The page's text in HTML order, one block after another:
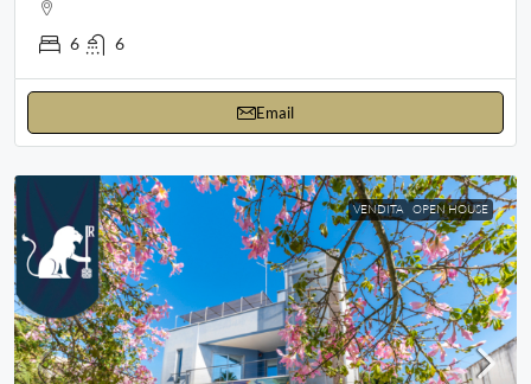
6 6
Email
VENDITA OPEN HOUSE